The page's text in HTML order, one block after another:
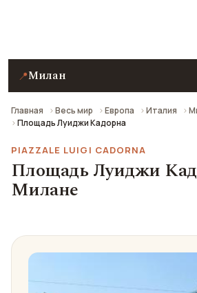
📍Милан
Главная Весь мир Европа Италия
Площадь Луиджи Кадорна
PIAZZALE LUIGI CADORNA
Площадь Луиджи
Милане